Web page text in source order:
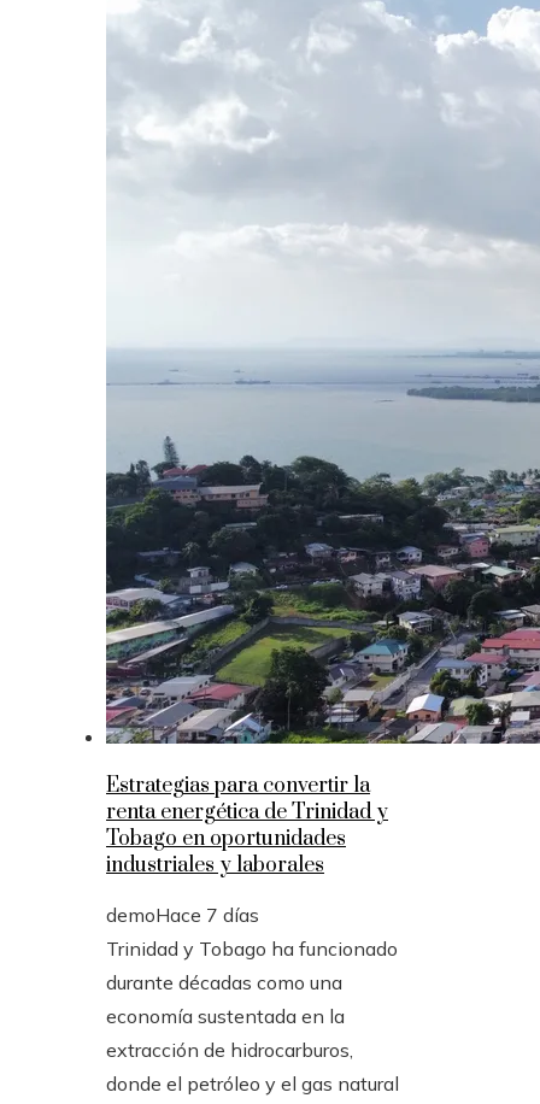
Estrategias para convertir la
renta energética de Trinidad y
Tobago en oportunidades
industriales y laborales
demoHace 7 días
Trinidad y Tobago ha funcionado
durante décadas como una
economía sustentada en la
extracción de hidrocarburos,
donde el petróleo y el gas natural